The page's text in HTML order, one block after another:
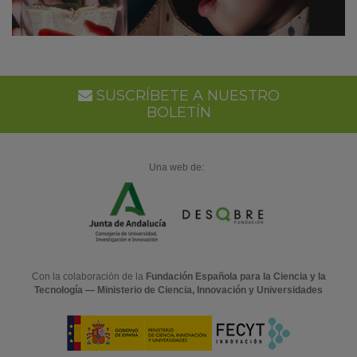
SUSCRÍBETE A NUESTRO
BOLETÍN
Una web de:
Con la colaboración de la Fundación Española para la Ciencia y la
Tecnología — Ministerio de Ciencia, Innovación y Universidades